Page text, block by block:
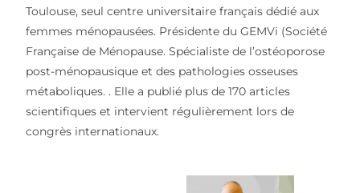
Toulouse, seul centre universitaire français dédié aux
femmes ménopausées. Présidente du GEMVi (Société
Française de Ménopause. Spécialiste de l’ostéoporose
post-ménopausique et des pathologies osseuses
métaboliques. . Elle a publié plus de 170 articles
scientifiques et intervient régulièrement lors de
congrès internationaux.